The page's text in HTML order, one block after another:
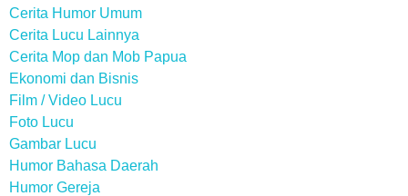
Cerita Humor Umum
Cerita Lucu Lainnya
Cerita Mop dan Mob Papua
Ekonomi dan Bisnis
Film / Video Lucu
Foto Lucu
Gambar Lucu
Humor Bahasa Daerah
Humor Gereja